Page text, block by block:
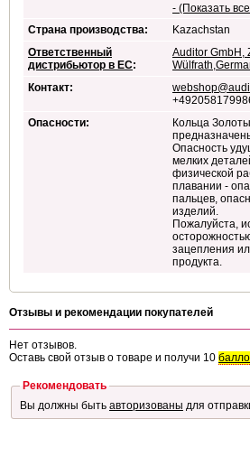
- (Показать
Страна производства:
Kazachstan
Ответственный
дистрибьютор в ЕС:
Auditor GmbH,
Контакт:
Опасности:
Кольца
Опасность
мелких
физической
плавании -
пальцев,
изделий.
Пожалуйста,
зацепления
продукта.
Отзывы и рекомендации покупателей
Нет отзывов.
Оставь свой отзыв о товаре и получи 10
Рекомендовать
Вы должны быть авторизованы для